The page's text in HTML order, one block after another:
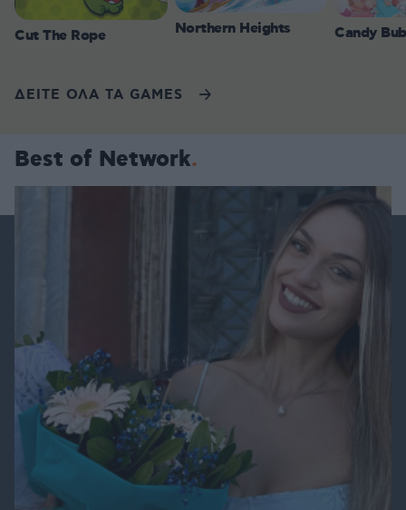
Cut The Rope Northern Heights Candy
ΔΕΙΤΕ ΟΛΑ ΤΑ GAMES
Best of Network